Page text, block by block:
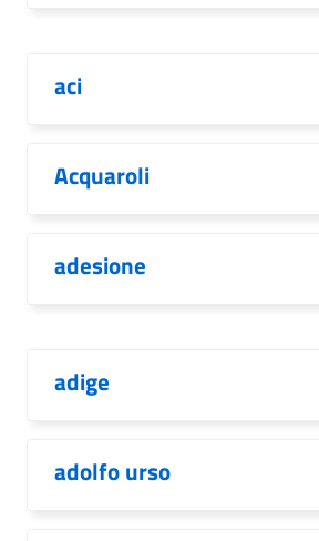
aci
Acquaroli
adesione
adige
adolfo urso